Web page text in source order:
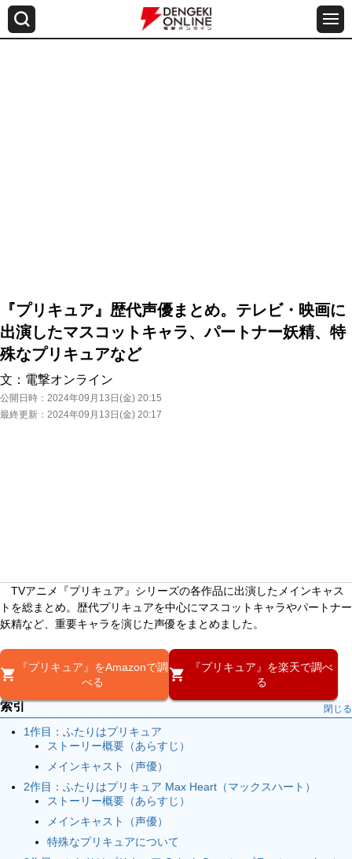
『プリキュア』歴代声優まとめ。テレビ・映画に
出演したマスコットキャラ、パートナー妖精、特
殊なプリキュアなど
文： 電撃オンライン
公開日時： 2024年09月13日(金) 20:15
最終更新： 2024年09月13日(金) 20:17
TVアニメ『プリキュア』シリーズの各作品に出演したメインキャス
トを総まとめ。歴代プリキュアを中心にマスコットキャラやパートナー
妖精など、重要キャラを演じた声優をまとめました。
『プリキュア』をAmazonで調
べる
『プリキュア』を楽天で調べ
る
索引 閉じる
1作目：ふたりはプリキュア
ストーリー概要（あらすじ）
メインキャスト（声優）
2作目：ふたりはプリキュア Max Heart（マックスハート）
ストーリー概要（あらすじ）
メインキャスト（声優）
特殊なプリキュアについて